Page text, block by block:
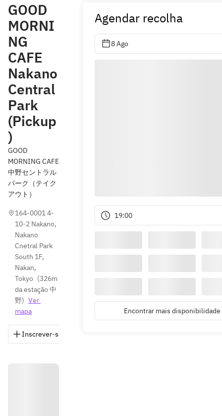
GOOD
MORNI
NG
CAFE
Nakano
Central
Park
(Pickup
)
GOOD
MORNING CAFE
中野セントラル
パーク（テイク
アウト）
164-0001 4-
10-2 Nakano,
Nakano
Cnetral Park
South 1F,
Nakan,
Tokyo (326m
da estação 中
野) Ver
mapa
Inscrever-se
Agendar recolha
8 Ago
19:00
Encontrar mais disponibilidade